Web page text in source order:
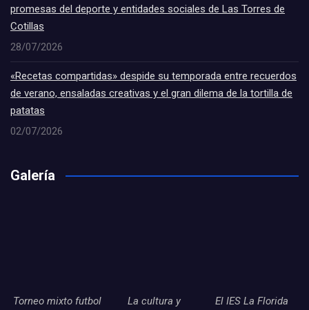
promesas del deporte y entidades sociales de Las Torres de
Cotillas
28/07/2026
«Recetas compartidas» despide su temporada entre recuerdos
de verano, ensaladas creativas y el gran dilema de la tortilla de
patatas
02/07/2026
Galería
Torneo mixto futbol
La cultura y
El IES La Florida